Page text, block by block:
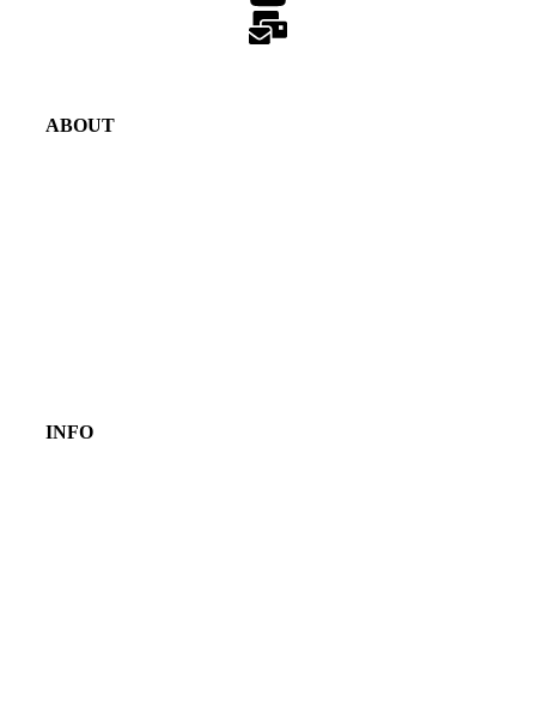
ABOUT
INFO